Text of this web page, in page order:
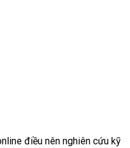
điều nên nghiên cứu kỹ